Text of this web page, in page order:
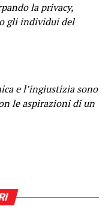
la privacy,
gli individui del
e l’ingiustizia sono
le aspirazioni di un